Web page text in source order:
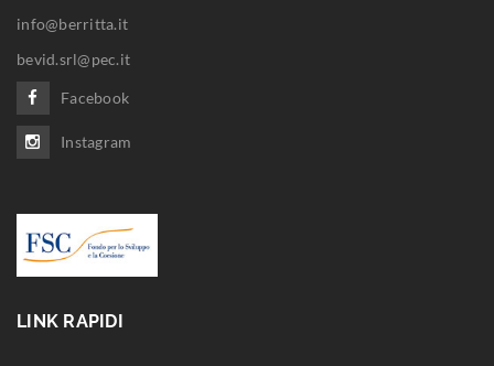
info@berritta.it
bevid.srl@pec.it
Facebook
Instagram
LINK RAPIDI